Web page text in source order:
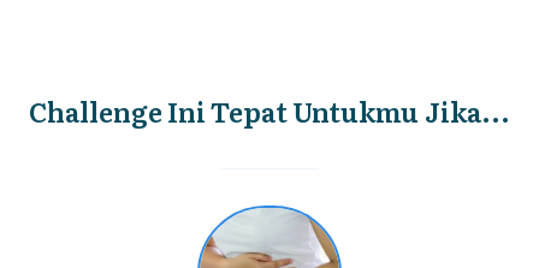
Challenge Ini Tepat Untukmu Jika...